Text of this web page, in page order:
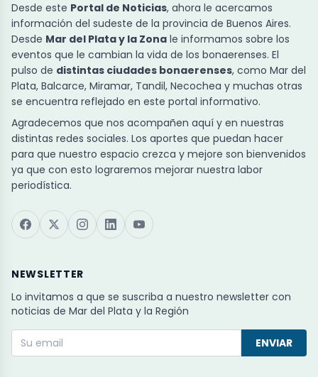
Desde este Portal de Noticias, ahora le acercamos
información del sudeste de la provincia de Buenos Aires.
Desde Mar del Plata y la Zona le informamos sobre los
eventos que le cambian la vida de los bonaerenses. El
pulso de distintas ciudades bonaerenses, como Mar del
Plata, Balcarce, Miramar, Tandil, Necochea y muchas otras
se encuentra reflejado en este portal informativo.
Agradecemos que nos acompañen aquí y en nuestras
distintas redes sociales. Los aportes que puedan hacer
para que nuestro espacio crezca y mejore son bienvenidos
ya que con esto lograremos mejorar nuestra labor
periodística.
NEWSLETTER
Lo invitamos a que se suscriba a nuestro newsletter con
noticias de Mar del Plata y la Región
ENVIAR